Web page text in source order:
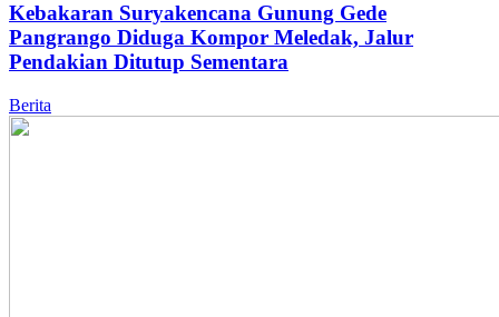
Kebakaran Suryakencana Gunung Gede
Pangrango Diduga Kompor Meledak, Jalur
Pendakian Ditutup Sementara
Berita